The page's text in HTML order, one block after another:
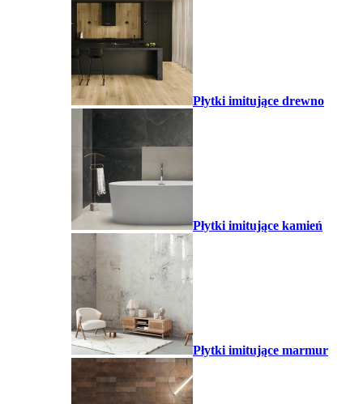
Płytki imitujące drewno
Płytki imitujące kamień
Płytki imitujące marmur